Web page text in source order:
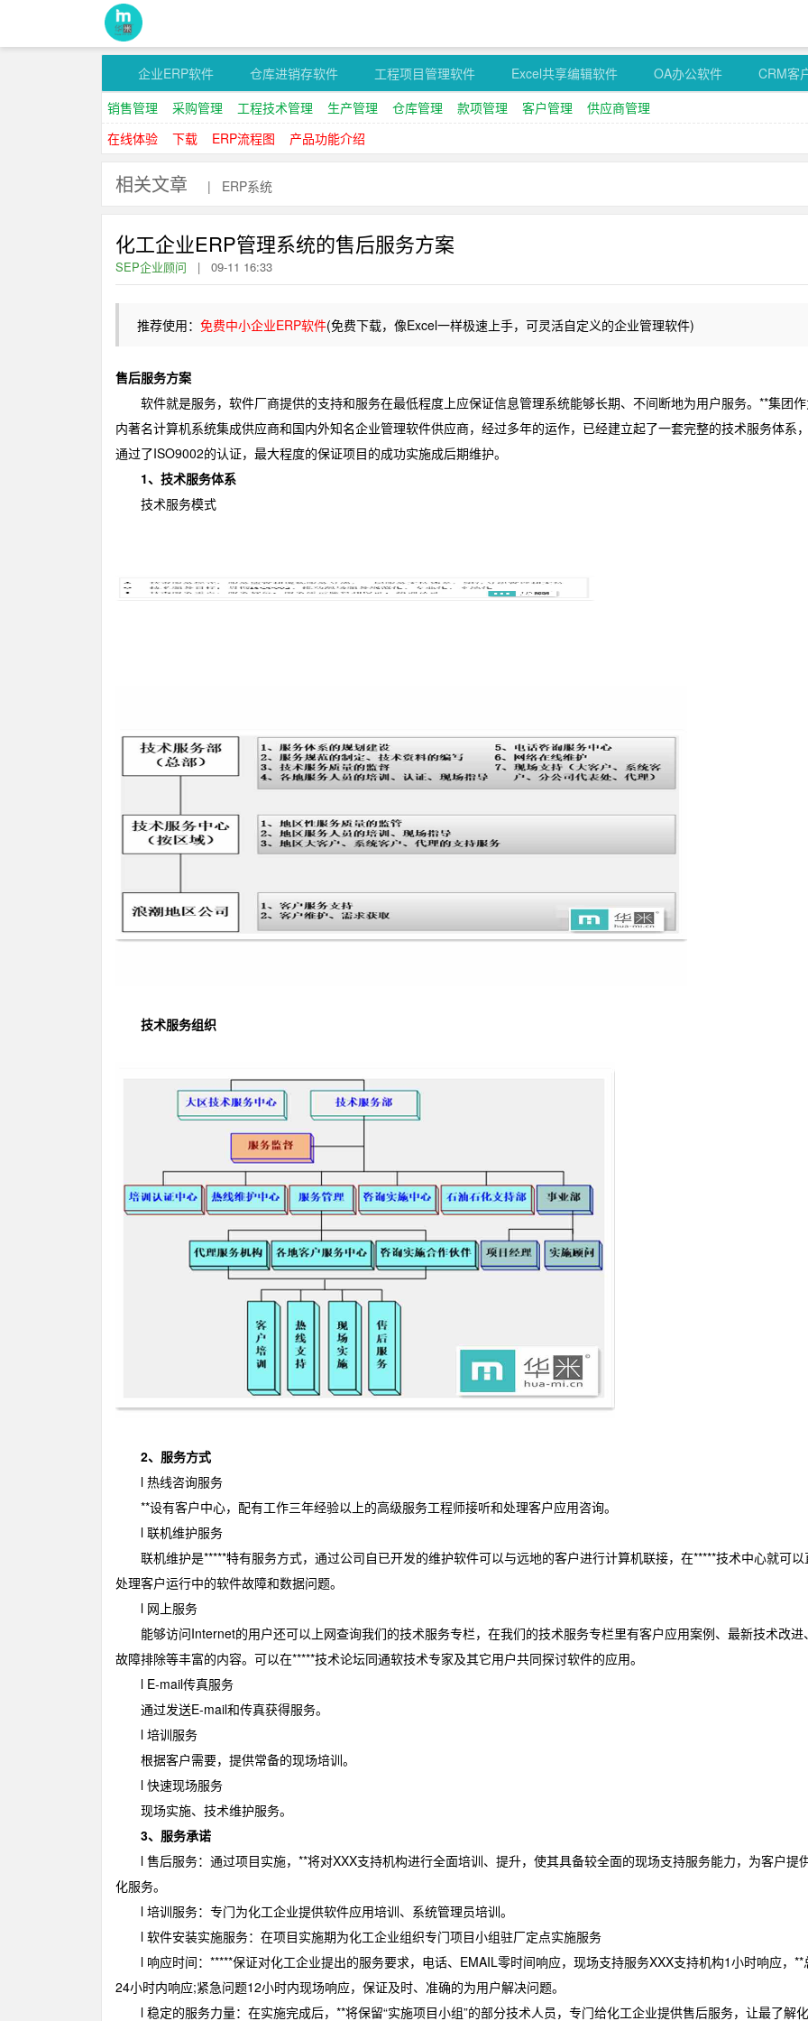
企业ERP软件 仓库进销存软件 工程项目管理软件 Excel共享编辑软件 OA办公软件
CRM客
销售管理
采购管理 工程技术管理 生产管理 仓库管理 款项管理 客户管理
供应商管理
在线体验
下载 ERP流程图 产品功能介绍
相关文章 | ERP系统
化工企业ERP管理系统的售后服务方案
SEP企业顾问 | 09-11 16:33
推荐使用： 免费中小企业ERP软件(免费下载，像Excel一样极速上手，可灵活自定义的企业管理软件)
售后服务方案
软件就是服务，软件厂商提供的支持和服务在最低程度上应保证信息管理系统能够长期、不间断地为用户服务。**集团
内著名计算机系统集成供应商和国内外知名企业管理软件供应商，经过多年的运作，已经建立起了一套完整的技术服务体系
通过了ISO9002的认证，最大程度的保证项目的成功实施成后期维护。
1、技术服务体系
技术服务模式
技术服务组织
2、服务方式
l 热线咨询服务
**设有客户中心，配有工作三年经验以上的高级服务工程师接听和处理客户应用咨询。
l 联机维护服务
联机维护是*****特有服务方式，通过公司自已开发的维护软件可以与远地的客户进行计算机联接，在*****技术中心就可以
处理客户运行中的软件故障和数据问题。
l 网上服务
能够访问Internet的用户还可以上网查询我们的技术服务专栏，在我们的技术服务专栏里有客户应用案例、最新技术改进
故障排除等丰富的内容。可以在*****技术论坛同通软技术专家及其它用户共同探讨软件的应用。
l E-mail传真服务
通过发送E-mail和传真获得服务。
l 培训服务
根据客户需要，提供常备的现场培训。
l 快速现场服务
现场实施、技术维护服务。
3、服务承诺
l 售后服务：通过项目实施，**将对XXX支持机构进行全面培训、提升，使其具备较全面的现场支持服务能力，为客户提
化服务。
l 培训服务：专门为化工企业提供软件应用培训、系统管理员培训。
l 软件安装实施服务：在项目实施期为化工企业组织专门项目小组驻厂定点实施服务
l 响应时间：*****保证对化工企业提出的服务要求，电话、EMAIL零时间响应，现场支持服务XXX支持机构1小时响应，**
24小时内响应;紧急问题12小时内现场响应，保证及时、准确的为用户解决问题。
l 稳定的服务力量：在实施完成后，**将保留“实施项目小组”的部分技术人员，专门给化工企业提供售后服务，让最了解